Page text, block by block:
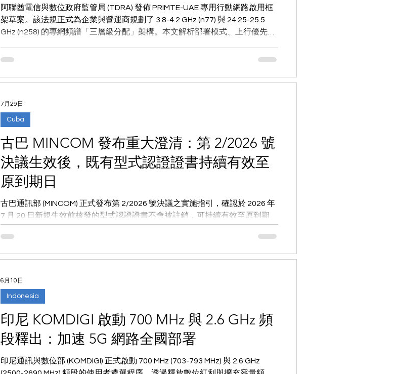
阿聯酋電信與數位政府監管局 (TDRA) 發佈 PRIMTE-UAE 專用行動網路啟用框
架草案。該法規正式為企業與營運商規劃了 3.8-4.2 GHz (n77) 與 24.25-25.5
GHz (n258) 的專網頻譜「三層級分配」架構。本文解析部署模式、上行優先訊
古巴 MINCOM 發布重大澄清：第 2/2026 號
決議生效後，既有型式認證證書持續有效至
原到期日
古巴通訊部 (MINCOM) 正式發布第 2/2026 號決議之實施指引，確認於 2026 年
7 月 20 日新規生效前核發的型式認證證書不會被註銷，可持續有效至原到期
略。
Cuba
7月29日
印尼 KOMDIGI 啟動 700 MHz 與 2.6 GHz 頻
段釋出：加速 5G 網路全國部署
印尼通訊與數位部 (KOMDIGI) 正式啟動 700 MHz (703-793 MHz) 與 2.6 GHz
Indonesia
6月10日